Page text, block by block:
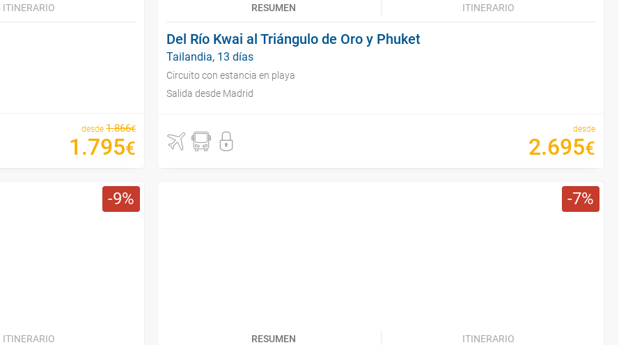
ITINERARIO
desde 1.866€
1 .795€
RESUMEN ITINERARIO
Del Río Kwai al Triángulo de Oro y Phuket
Tailandia, 13 días
Circuito con estancia en playa
Salida desde Madrid
desde
2.695€
9
ITINERARIO
7
RESUMEN ITINERARIO